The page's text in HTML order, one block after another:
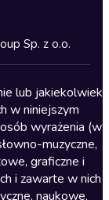
Sp. z o.o.
lub jakiekolwiek
w niniejszym
wyrażenia (w
muzyczne,
graficzne i
i zawarte w nich
naukowe,